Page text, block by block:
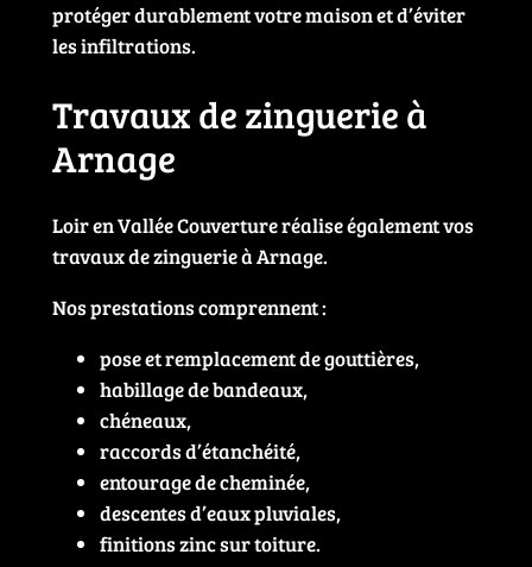
protéger durablement votre maison et d’éviter
les infiltrations.
Travaux de zinguerie à
Arnage
Loir en Vallée Couverture réalise également vos
travaux de zinguerie à Arnage.
Nos prestations comprennent :
pose et remplacement de gouttières,
habillage de bandeaux,
chéneaux,
raccords d’étanchéité,
entourage de cheminée,
descentes d’eaux pluviales,
finitions zinc sur toiture.